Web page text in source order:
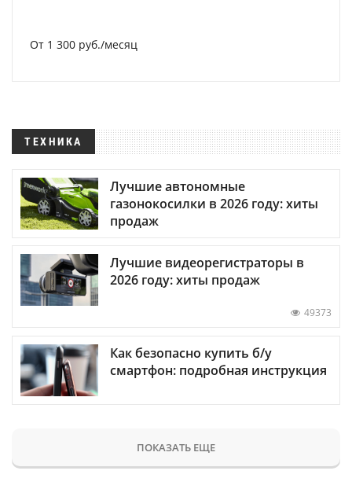
От 1 300 руб./месяц
ТЕХНИКА
Лучшие автономные
газонокосилки в 2026 году: хиты
продаж
Лучшие видеорегистраторы в
2026 году: хиты продаж
49373
Как безопасно купить б/у
смартфон: подробная инструкция
ПОКАЗАТЬ ЕЩЕ